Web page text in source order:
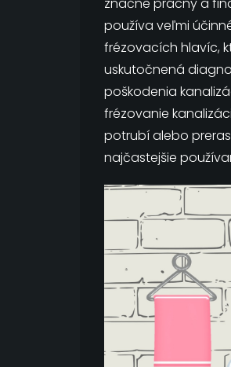
používa veľmi
frézovacích hlavíc,
uskutočnená
poškodenia
frézovanie
potrubí alebo
najčastejšie